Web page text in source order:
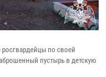
по своей
пустырь в детскую